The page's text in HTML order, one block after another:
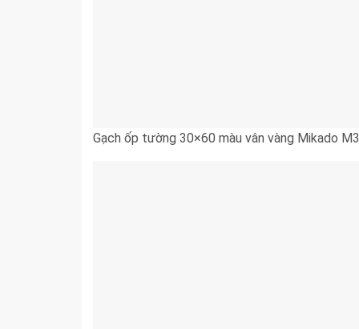
Gạch ốp tường 30×60 màu vân vàng Mikado